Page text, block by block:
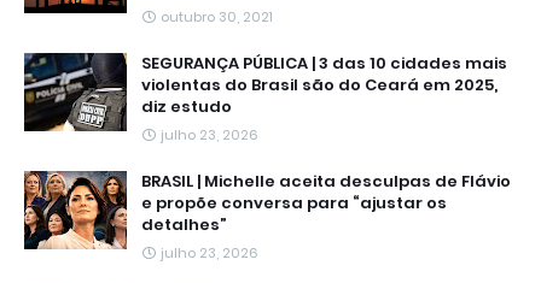
outubro 30, 2021
SEGURANÇA PÚBLICA | 3 das 10 cidades mais
violentas do Brasil são do Ceará em 2025,
diz estudo
julho 23, 2026
BRASIL | Michelle aceita desculpas de Flávio
e propõe conversa para “ajustar os
detalhes”
julho 23, 2026